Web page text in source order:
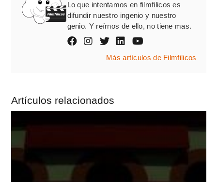
Lo que intentamos en filmfilicos es
difundir nuestro ingenio y nuestro
genio. Y reírnos de ello, no tiene mas.
Más artículos de Filmfilicos
Artículos relacionados